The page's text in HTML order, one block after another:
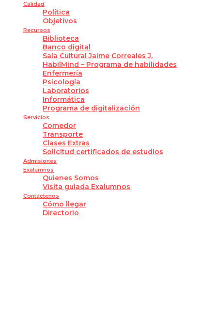
Calidad
Política
Objetivos
Recursos
Biblioteca
Banco digital
Sala Cultural Jaime Correales J.
HabilMind – Programa de habilidades
Enfermería
Psicología
Laboratorios
Informática
Programa de digitalización
Servicios
Comedor
Transporte
Clases Extras
Solicitud certificados de estudios
Admisiones
Exalumnos
Quienes Somos
Visita guiada Exalumnos
Contáctenos
Cómo llegar
Directorio